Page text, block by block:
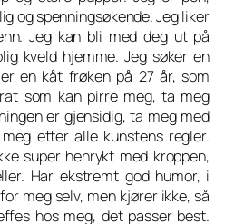
og spenningsøkende. Jeg liker
Jeg kan bli med deg ut på
kveld hjemme. Jeg søker en
en kåt frøken på 27 år, som
som kan pirre meg, ta meg
er gjensidig, ta meg med
etter alle kunstens regler.
super henrykt med kroppen,
Har ekstremt god humor, i
meg selv, men kjører ikke, så
hos meg, det passer best.